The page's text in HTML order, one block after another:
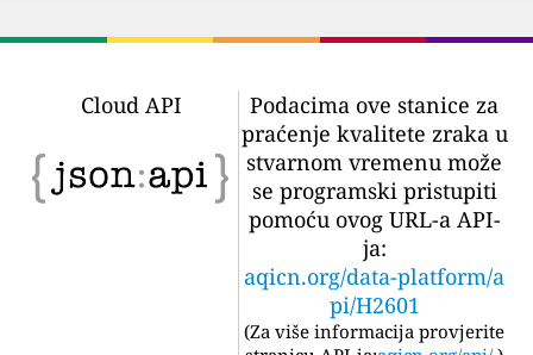
Cloud API
Podacima ove stanice za
praćenje kvalitete zraka u
stvarnom vremenu može
se programski pristupiti
pomoću ovog URL-a API-
ja:
aqicn.org/data-platform/a
pi/H2601
(Za više informacija provjerite